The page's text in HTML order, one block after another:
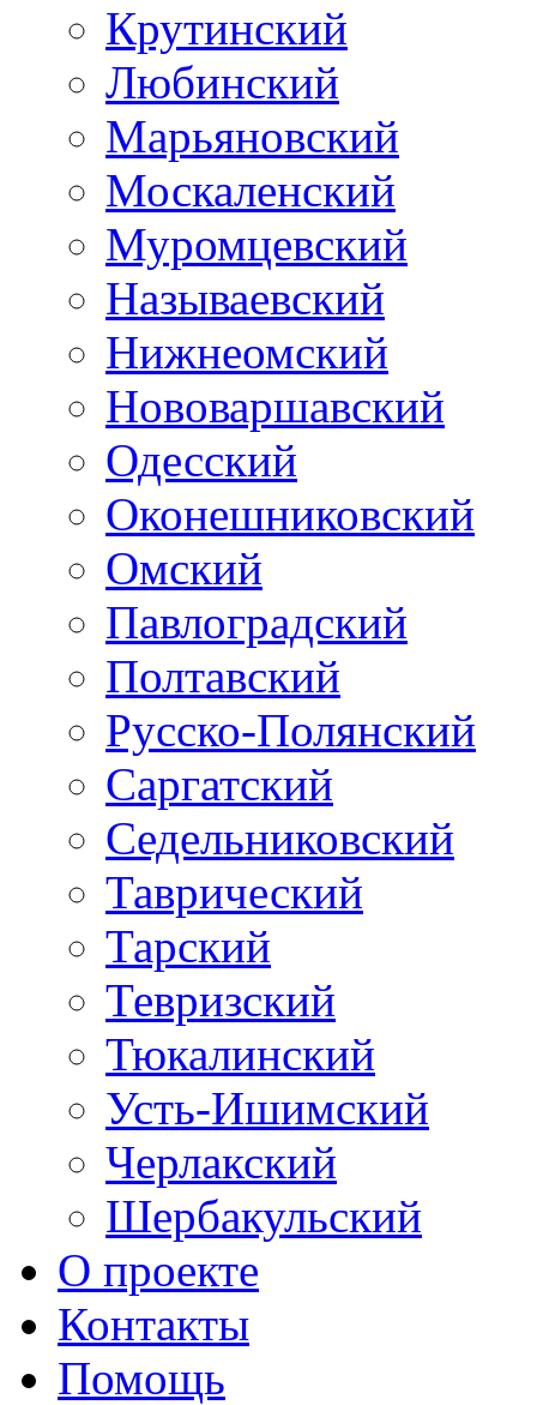
Крутинский
Любинский
Марьяновский
Москаленский
Муромцевский
Называевский
Нижнеомский
Нововаршавский
Одесский
Оконешниковский
Омский
Павлоградский
Полтавский
Русско-Полянский
Саргатский
Седельниковский
Таврический
Тарский
Тевризский
Тюкалинский
Усть-Ишимский
Черлакский
Шербакульский
О проекте
Контакты
Помощь